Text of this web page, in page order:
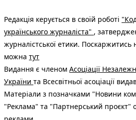
Редакція керується в своїй роботі
українського журналіста" ,
журналістської етики. Поскаржитись
можна тут
Видання є членом Асоціації
України та Всесвітньої асоціації
Матеріали з позначками "Новини
"Реклама" та "Партнерський проєкт"